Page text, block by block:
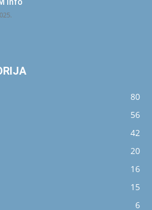
80
56
42
20
16
15
6